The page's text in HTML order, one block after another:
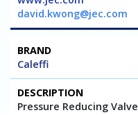
david.kwong@jec.com
Caleffi
Pressure Reducing Valve